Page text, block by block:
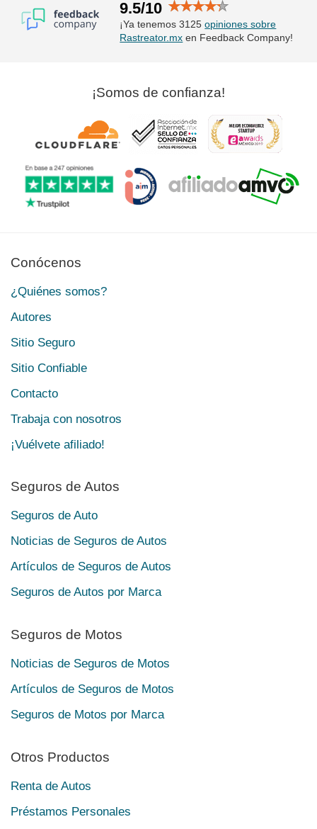
9.5/10
¡Ya tenemos 3125opiniones sobre
Rastreator.mx en Feedback Company!
¡Somos de confianza!
Conócenos
¿Quiénes somos?
Autores
Sitio Seguro
Sitio Confiable
Contacto
Trabaja con nosotros
¡Vuélvete afiliado!
Seguros de Autos
Seguros de Auto
Noticias de Seguros de Autos
Artículos de Seguros de Autos
Seguros de Autos por Marca
Seguros de Motos
Noticias de Seguros de Motos
Artículos de Seguros de Motos
Seguros de Motos por Marca
Otros Productos
Renta de Autos
Préstamos Personales